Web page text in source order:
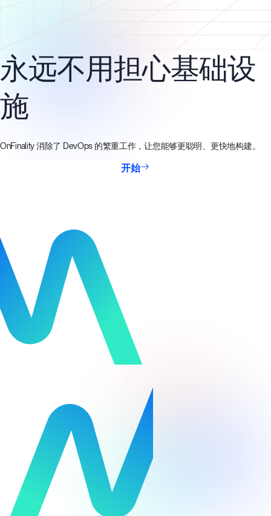
永远不用担心基础设
施
OnFinality 消除了 DevOps 的繁重工作，让您能够更聪明、更快地构建。
开始